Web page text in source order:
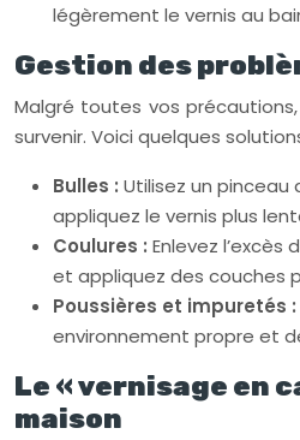
légèrement le vernis au
Gestion des
Malgré toutes vos
survenir. Voici quelques
Bulles : Utilisez un
appliquez le vernis plus
Coulures : Enlevez l’excès
et appliquez des couches
Poussières et impuretés :
environnement propre et
Le « vernisage en
maison